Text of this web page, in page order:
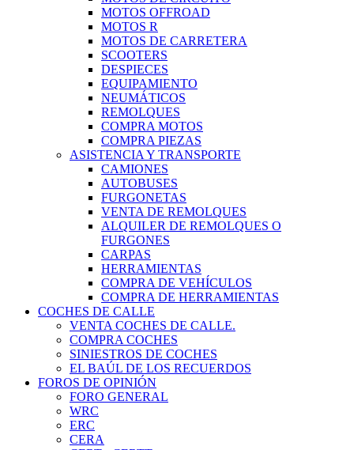
MOTOS OFFROAD
MOTOS R
MOTOS DE CARRETERA
SCOOTERS
DESPIECES
EQUIPAMIENTO
NEUMÁTICOS
REMOLQUES
COMPRA MOTOS
COMPRA PIEZAS
ASISTENCIA Y TRANSPORTE
CAMIONES
AUTOBUSES
FURGONETAS
VENTA DE REMOLQUES
ALQUILER DE REMOLQUES O
FURGONES
CARPAS
HERRAMIENTAS
COMPRA DE VEHÍCULOS
COMPRA DE HERRAMIENTAS
COCHES DE CALLE
VENTA COCHES DE CALLE.
COMPRA COCHES
SINIESTROS DE COCHES
EL BAÚL DE LOS RECUERDOS
FOROS DE OPINIÓN
FORO GENERAL
WRC
ERC
CERA